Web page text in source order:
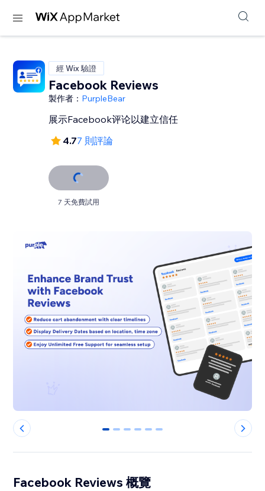
經 Wix 驗證
Facebook Reviews
製作者： PurpleBear
展示Facebook评论以建立信任
4.77 則評論
7 天免費試用
0 1 2 3 4 5
Facebook Reviews 概覽